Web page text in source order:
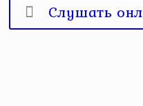
Слушать